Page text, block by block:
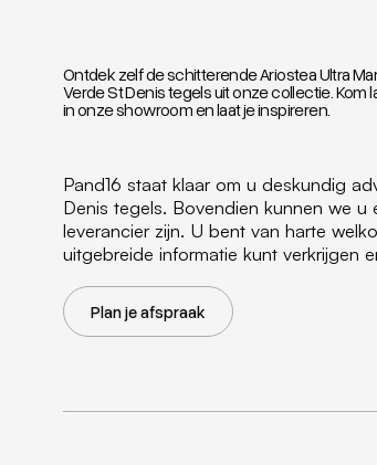
Ontdek zelf de schitterende Ariostea Ultra
Verde St Denis tegels uit onze collectie. Kom
in onze showroom en laat je inspireren.
Pand16 staat klaar om u deskundig
Denis tegels. Bovendien kunnen we
leverancier zijn. U bent van harte
uitgebreide informatie kunt verkrijgen
Plan je afspraak